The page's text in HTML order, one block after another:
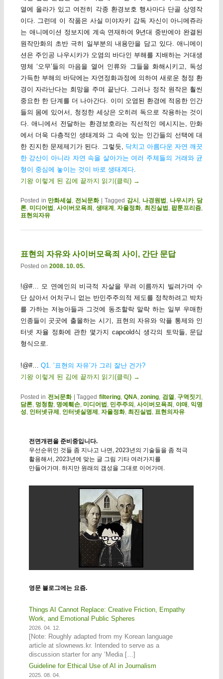
열에 올라가 있고 여전히 각종 환경보호 행사마다 단골 상영작
이다. 그런데 이 작품은 사실 미야자키 감독 자신이 아니메쥬라
는 애니메이션 정보지에 계속 연재하여 9년대 중반에야 완결된
원작만화의 초반 극히 일부분의 내용만을 담고 있다. 애니메이
션은 주인공 나우시카가 오염의 바다인 부해를 지배하는 거대생
명체 ‘오무’들의 마음을 열어 인류와 그들을 화해시키고, 독성
가득한 부해의 바닥에는 자연정화과정에 의하여 새로운 청정 환
경이 자라난다는 희망을 주며 끝난다. 그러나 정작 원작은 훨씬
중요한 한 단계를 더 나아간다. 이미 오염된 환경에 적응한 인간
들의 몸에 있어서, 청정한 세상은 오히려 독으로 작용하는 것이
다. 애니에서 전달하는 환경보호라는 직선적인 메시지는, 만화
에서 더욱 다층적인 생태계와 그 속에 있는 인간들의 선택에 대
한 진지한 문제제기가 된다. 그렇듯, 닥치고 아름다운 자연 깨끗
한 강산이 아니라 자연 속을 살아가는 여러 주체들의 거래와 균
형이 중심에 놓이는 것이 바로 생태계다.
기왕 이렇게 된 김에 끝까지 읽기(클릭) →
Posted in 만화세설, 전뇌문화 Tagged 감시 , 나경원법 , 나우시카, 담
론, 미디어법 , 사이버모욕죄 , 생태계 ,자율정화, 최진실법 ,팝툰프리즘,
표현의자유
표현의 자유와 사이버모욕죄 사이, 간단 문답
Posted on 2008. 10. 05.
!@#… 모 연예인의 비극적 자살을 무려 이름까지 빌려가며 수
단 삼아서 어처구니 없는 반민주주의적 제도를 정착하려고 박차
를 가하는 저능아들과 그것에 동조할락 말락 하는 일부 우매한
인종들이 곳곳에 출몰하는 시기, 표현의 자유와 악플 통제와 인
터넷 자율 정화에 관한 몇가지 capcold식 생각의 토막들, 문답
형식으로.
!@#… Q1. ‘표현의 자유’가 그리 잘난 건가?
기왕 이렇게 된 김에 끝까지 읽기(클릭) →
Posted in 전뇌문화 |Tagged filtering, QNA ,zoning 검열 구역짓기
담론, 멍청함, 명예훼손, 미디어법 민주주의 ,사이버모욕죄 야매 익명
성 인터넷규제 인터넷실명제 자율정화, 최진실법 표현의자유
전면개편을 준비중입니다.
우선순위인 것들 좀 지나고 나면, 2023년의 기술들을 좀 적극
활용해서, 2023년에 맞는 글 그림 기타 여러가지를
만들어가며. 하지만 원래의 갬성을 그대로 이어가며.
영문 블로그에는 요즘.
Things AI Cannot Replace: Creative Friction, Empathy
Work, and Emotional Public Spheres
2026. 04. 12.
[Note: Roughly adapted from my Korean language
article at slownews.kr. Intended to serve as a
discussion starter for any ‘Media […]
Guideline for Ethical Use of AI in Journalism
2025. 08. 04.